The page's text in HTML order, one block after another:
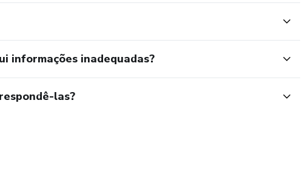
informações inadequadas?
las?